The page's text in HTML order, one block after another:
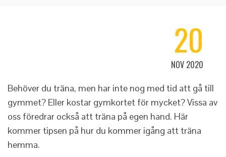
20
NOV 2020
Behöver du träna, men har inte nog med tid att gå till
gymmet? Eller kostar gymkortet för mycket? Vissa av
oss föredrar också att träna på egen hand. Här
kommer tipsen på hur du kommer igång att träna
hemma.